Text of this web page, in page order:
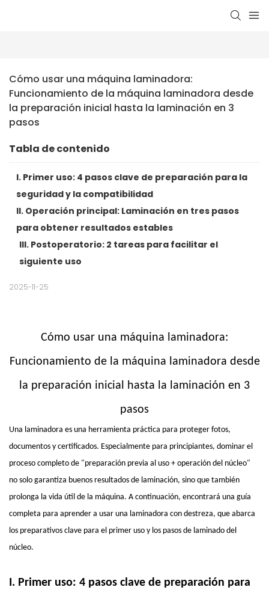
Cómo usar una máquina laminadora:
Funcionamiento de la máquina laminadora desde
la preparación inicial hasta la laminación en 3
pasos
Tabla de contenido
I. Primer uso: 4 pasos clave de preparación para la
seguridad y la compatibilidad
II. Operación principal: Laminación en tres pasos
para obtener resultados estables
III. Postoperatorio: 2 tareas para facilitar el
siguiente uso
2025-11-25
Cómo usar una máquina laminadora:
Funcionamiento de la máquina laminadora desde
la preparación inicial hasta la laminación en 3
pasos
Una laminadora es una herramienta práctica para proteger fotos,
documentos y certificados. Especialmente para principiantes, dominar el
proceso completo de "preparación previa al uso + operación del núcleo"
no solo garantiza buenos resultados de laminación, sino que también
prolonga la vida útil de la máquina. A continuación, encontrará una guía
completa para aprender a usar una laminadora con destreza, que abarca
los preparativos clave para el primer uso y los pasos de laminado del
núcleo.
I. Primer uso: 4 pasos clave de preparación para